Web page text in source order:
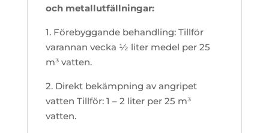
och metallutfällningar:
1. Förebyggande behandling: Tillför
varannan vecka ½ liter medel per 25
m³ vatten.
2. Direkt bekämpning av angripet
vatten Tillför: 1 – 2 liter per 25 m³
vatten.